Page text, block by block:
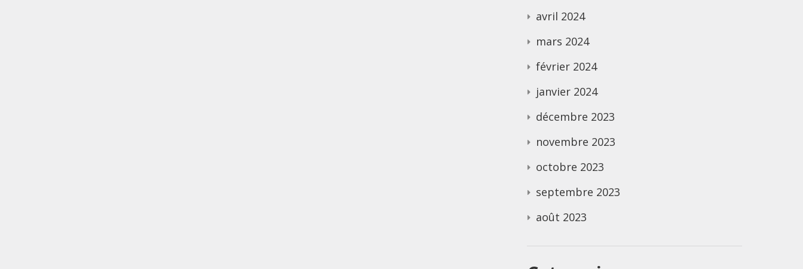
avril 2024
mars 2024
février 2024
janvier 2024
décembre 2023
novembre 2023
octobre 2023
septembre 2023
août 2023